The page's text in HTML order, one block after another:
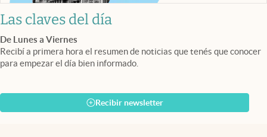
Las claves del día
De Lunes a Viernes
Recibí a primera hora el resumen de noticias que tenés que conocer
para empezar el día bien informado.
Recibir newsletter